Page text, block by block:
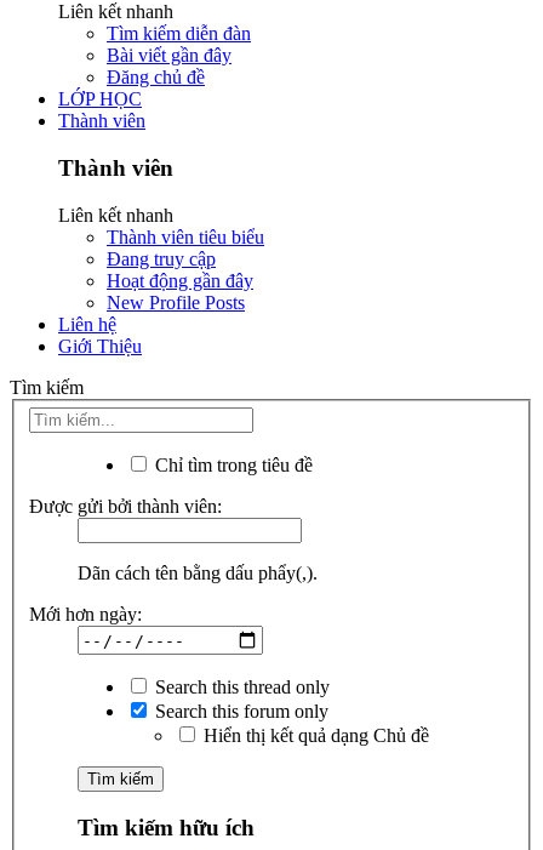
Liên kết nhanh
Tìm kiếm diễn đàn
Bài viết gần đây
Đăng chủ đề
LỚP HỌC
Thành viên
Thành viên
Liên kết nhanh
Thành viên tiêu biểu
Đang truy cập
Hoạt động gần đây
New Profile Posts
Liên hệ
Giới Thiệu
Tìm kiếm
Chỉ tìm trong tiêu đề
Được gửi bởi thành viên:
Dãn cách tên bằng dấu phẩy(,).
Mới hơn ngày:
Search this thread only
Search this forum only
Hiển thị kết quả dạng Chủ đề
Tìm kiếm hữu ích